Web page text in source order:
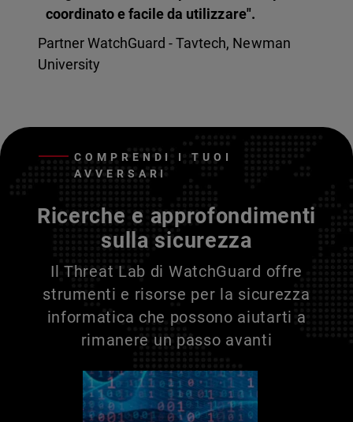
coordinato e facile da utilizzare".
Partner WatchGuard - Tavtech, Newman
University
COMPRENDI I TUOI
AVVERSARI
Ricerche e approfondimenti
sulla sicurezza
Il Threat Lab di WatchGuard offre
strumenti e risorse per la sicurezza
informatica che possono aiutarti a
rimanere un passo avanti